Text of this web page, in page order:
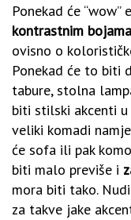
Ponekad će
kontrastnim bojama
ovisno o
Ponekad će to biti
tabure, stolna
biti stilski akcenti u
veliki komadi
će sofa ili pak
biti malo previše i
mora biti tako.
za takve jake